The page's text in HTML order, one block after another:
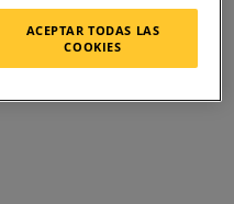
THE
ACEPTAR TODAS LAS
COOKIES